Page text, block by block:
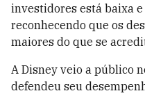
investidores está baixa e
reconhecendo que os
maiores do que se
A Disney veio a público
defendeu seu